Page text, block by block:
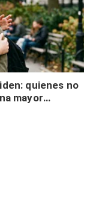
quienes no
mayor
y no es por